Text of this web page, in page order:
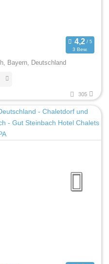
3 Bew.
Bayern, Deutschland
305